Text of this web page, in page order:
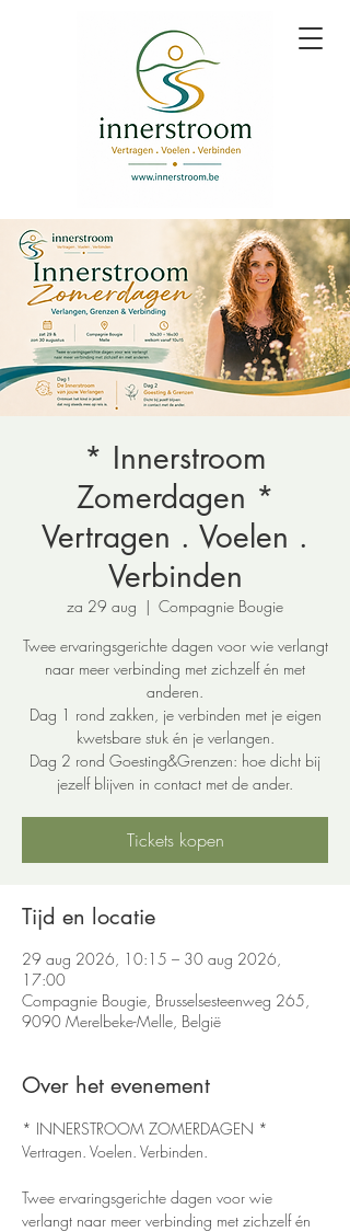
* Innerstroom
Zomerdagen *
Vertragen . Voelen .
Verbinden
za 29 aug
  |
Compagnie Bougie
Twee ervaringsgerichte dagen voor wie verlangt
naar meer verbinding met zichzelf én met
anderen.
Dag 1 rond zakken, je verbinden met je eigen
kwetsbare stuk én je verlangen.
Dag 2 rond Goesting&Grenzen: hoe dicht bij
jezelf blijven in contact met de ander.
Tickets kopen
Tijd en locatie
29 aug 2026, 10:15 – 30 aug 2026,
17:00
Compagnie Bougie, Brusselsesteenweg 265,
9090 Merelbeke-Melle, België
Over het evenement
* INNERSTROOM ZOMERDAGEN *
Vertragen. Voelen. Verbinden.
Twee ervaringsgerichte dagen voor wie
verlangt naar meer verbinding met zichzelf én